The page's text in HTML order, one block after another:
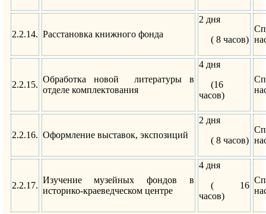
2.2.14. Расстановка книжного фонда
2 дня
( 8 часов)
2.2.15.
Обработка новой литературы в
отделе комплектования
4 дня
(16
часов)
2.2.16. Оформление выставок, экспозиций
2 дня
( 8 часов)
2.2.17.
Изучение музейных фондов в
историко-краеведческом центре
4 дня
( 16
часов)